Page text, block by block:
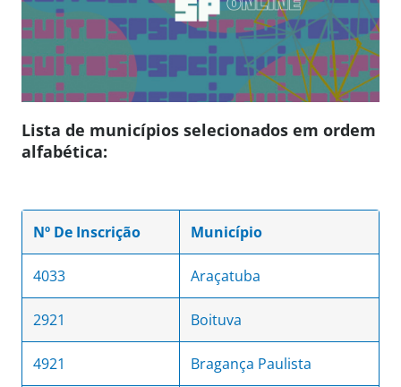
Lista de municípios selecionados em ordem
alfabética:
Nº De Inscrição Município
4033 Araçatuba
2921 Boituva
4921 Bragança Paulista